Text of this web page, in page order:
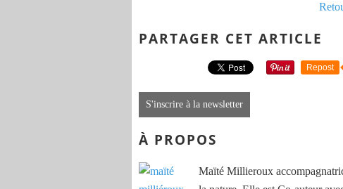
PARTAGER CET ARTICLE
Repost
S'inscrire à la newsletter
À PROPOS
Maïté Millieroux